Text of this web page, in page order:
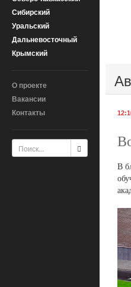
Сибирский
Уральский
Дальневосточный
Крымский
О проекте
Вакансии
Контакты
В